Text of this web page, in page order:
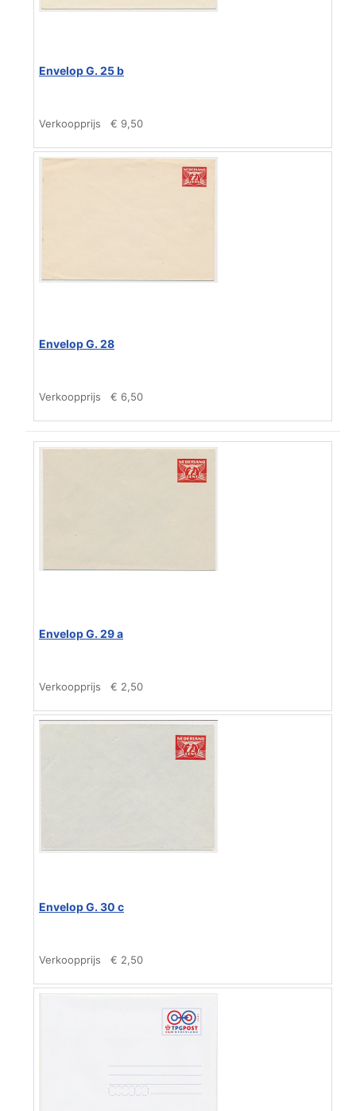
Envelop G. 25 b
Verkoopprijs € 9,50
Envelop G. 28
Verkoopprijs € 6,50
Envelop G. 29 a
Verkoopprijs € 2,50
Envelop G. 30 c
Verkoopprijs € 2,50